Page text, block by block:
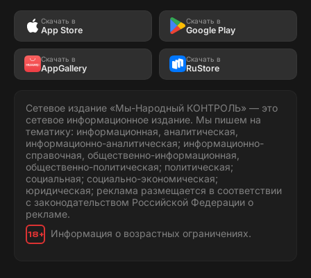
Скачать в
App Store
Скачать в
Google Play
Скачать в
AppGallery
Скачать в
RuStore
Сетевое издание «Мы-Народный КОНТРОЛЬ» — это
сетевое информационное издание. Мы пишем на
тематику: информационная, аналитическая,
информационно-аналитическая; информационно-
справочная, общественно-информационная,
общественно-политическая; политическая;
социальная; социально-экономическая;
юридическая; реклама размещается в соответствии
с законодательством Российской Федерации о
рекламе.
18+ Информация о возрастных ограничениях.